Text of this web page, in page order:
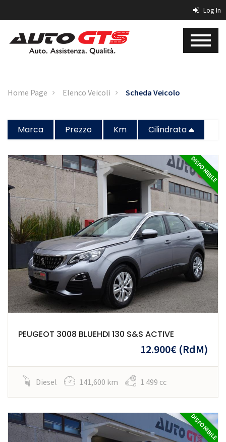
Log In
Home Page Elenco Veicoli Scheda Veicolo
Marca Prezzo Km Cilindrata
DISPONIBILE
PEUGEOT 3008 BLUEHDI 130 S&S ACTIVE
12.900€ (RdM)
Diesel 141,600 km 1 499 cc
DISPONIBILE